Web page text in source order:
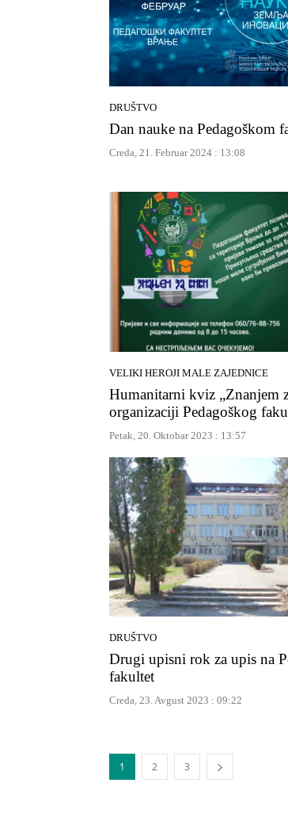
DRUŠTVO
Dan nauke na Pedagoškom
Creda, 21. Februar 2024 : 13:08
VELIKI HEROJI MALE ZAJEDNICE
Humanitarni kviz „Znanjem
organizaciji Pedagoškog
Petak, 20. Oktobar 2023 : 13:57
DRUŠTVO
Drugi upisni rok za upis na
fakultet
Creda, 23. Avgust 2023 : 09:22
1 2 3